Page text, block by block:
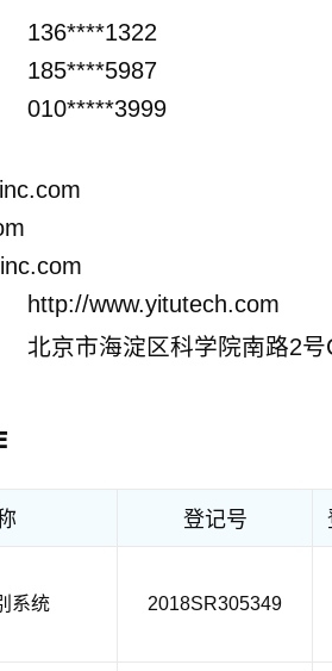
136****1322
185****5987
010*****3999
http://www.yitutech.com
北京市海淀区科学院南路2
登记号
系统 2018SR305349